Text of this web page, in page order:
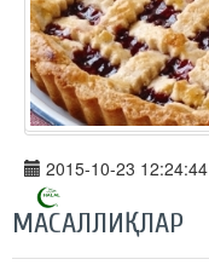
2015-10-23 12:24:44
МАСАЛЛИҚЛАР